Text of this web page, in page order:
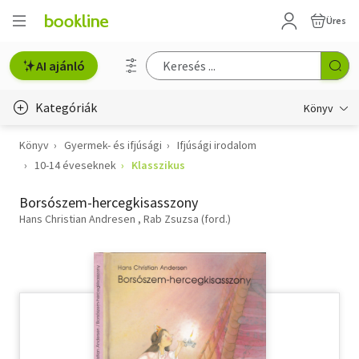
Üres
AI ajánló
Kategóriák Könyv
Életmód, egészség
Gyermek- és ifjúsági
Hobbi, szabadidő
Könyv Gyermek- és ifjúsági
Ifjúsági irodalom
10-14 éveseknek
Klasszikus
Borsószem-hercegkisasszony
Hans Christian Andresen Rab Zsuzsa (ford.)